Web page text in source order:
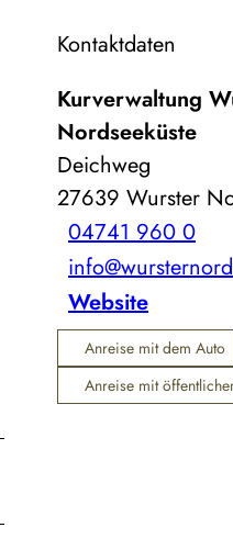
Kontaktdaten
Kurverwaltung
Nordseeküste
Deichweg
27639 Wurster
04741 960 0
Website
Anreise mit dem Auto
Anreise mit